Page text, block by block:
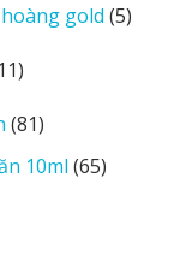
gold 55
1111
phẩm
8181
sản
phẩm
10ml 6565